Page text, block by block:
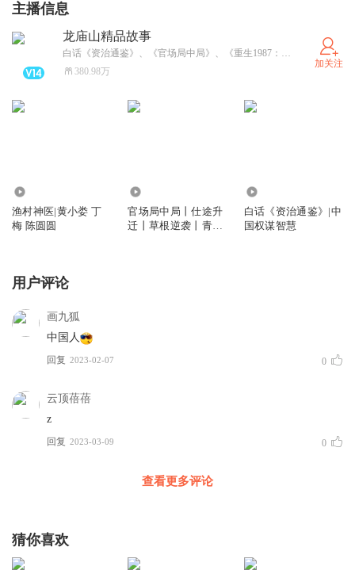
主播信息
龙庙山精品故事
白话《资治通鉴》、《官场局中局》、《重生1987：开局迎取富豪姐姐》、《乡野小傻医》、火热上架啦，超级精彩的小说，快来听书，还有好礼相送！合作请私信！
380.98万
加关注
渔村神医|黄小娄 丁
梅 陈圆圆
官场局中局丨仕途升
迁丨草根逆袭丨青云
白话《资治通鉴》|中
国权谋智慧
用户评论
画九狐
中国人
回复 2023-02-07 0
云顶蓓蓓
z
回复 2023-03-09 0
查看更多评论
猜你喜欢